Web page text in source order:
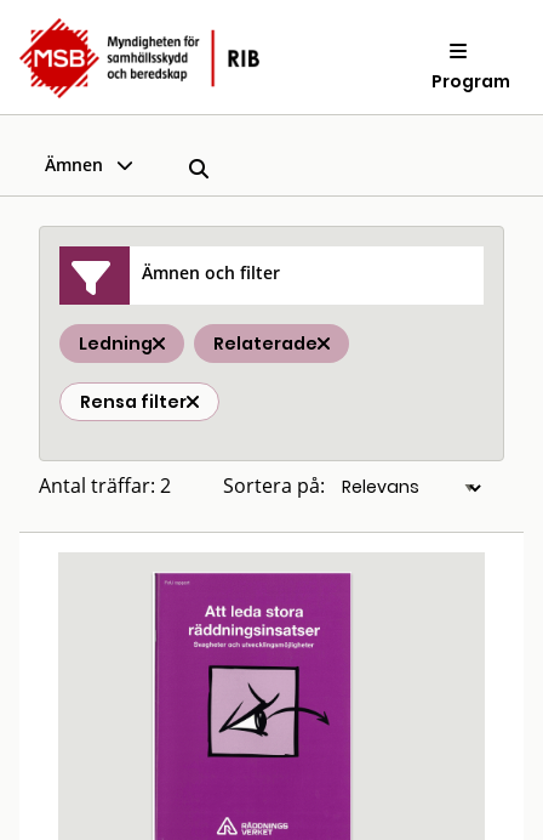
Program
Ämnen
Ämnen och filter
Ledning Relaterade
Rensa filter
Antal träffar: 2 Sortera på: